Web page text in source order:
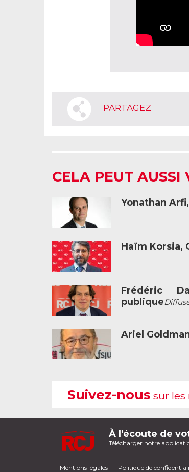
PARTAGEZ
CELA PEUT AUSSI
Yonathan
Haïm Korsia,
Frédéric
publique
Ariel
Suivez-nous sur les
À l'écoute de
Télécharger notre
Mentions légales Politique de